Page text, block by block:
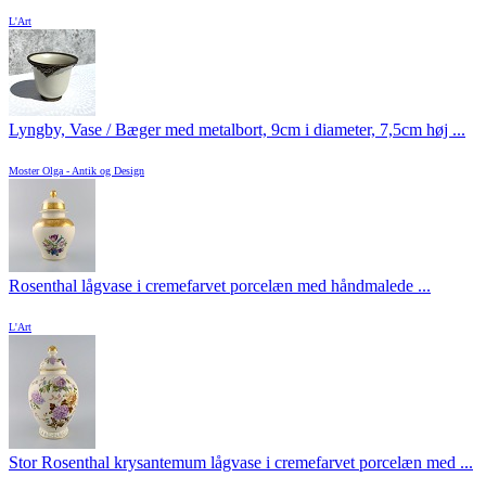
L'Art
Lyngby, Vase / Bæger med metalbort, 9cm i diameter, 7,5cm høj ...
Moster Olga - Antik og Design
Rosenthal lågvase i cremefarvet porcelæn med håndmalede ...
L'Art
Stor Rosenthal krysantemum lågvase i cremefarvet porcelæn med ...